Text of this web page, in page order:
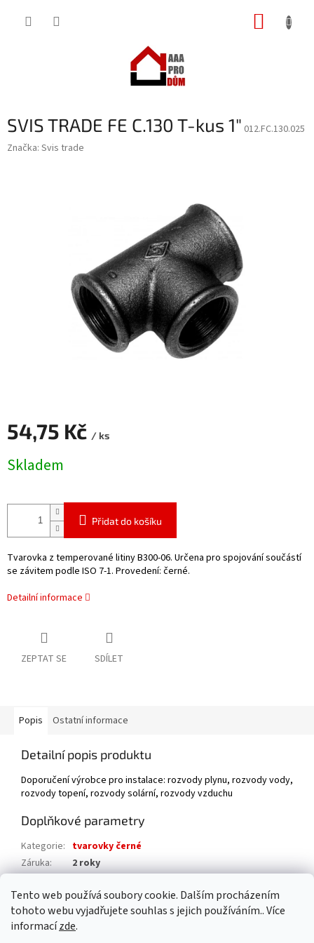
Tento web používá soubory cookie. Dalším procházením
tohoto webu vyjadřujete souhlas s jejich používáním.. Více
informacízde.
SVIS TRADE FE C.130 T-kus 1" 012.FC.130.025
Značka: Svis trade
54,75 Kč / ks
cena:
Skladem
Přidat do košíku
Tvarovka z temperované litiny B300-06. Určena pro spojování součástí
se závitem podle ISO 7-1. Provedení: černé.
Detailní informace
ZEPTAT SE SDÍLET
Popis Ostatní informace
Detailní popis produktu
Doporučení výrobce pro instalace: rozvody plynu, rozvody vody,
rozvody topení, rozvody solární, rozvody vzduchu
Doplňkové parametry
Kategorie: tvarovky černé
Záruka:
2 roky
EAN: 8592018103306